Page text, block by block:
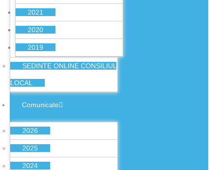
2021
2020
2019
SEDINTE ONLINE CONSILIUL
LOCAL
Comunicate
2026
2025
2024